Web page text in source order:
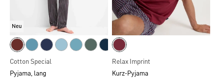
Neu
Cotton Special
Pyjama, lang
Relax Imprint
Kurz-Pyjama